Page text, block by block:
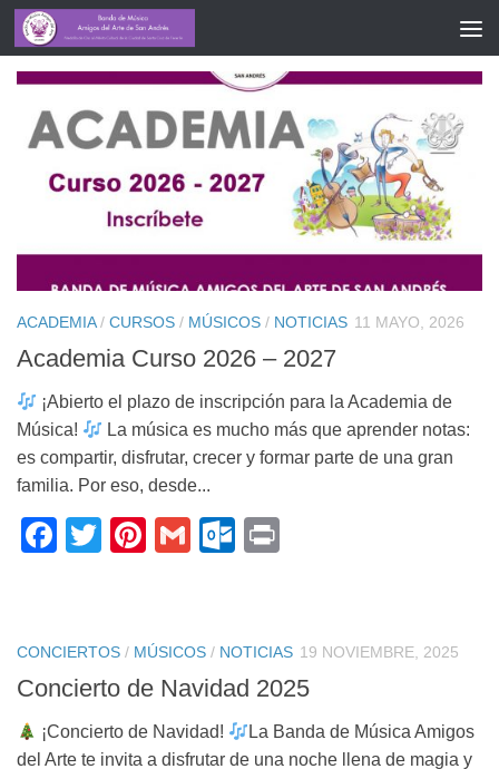
CATEGORY:MÚSICOS
ACADEMIA/ CURSOS / MÚSICOS / NOTICIAS 11 MAYO, 2026
Academia Curso 2026 – 2027
¡Abierto el plazo de inscripción para la Academia de
Música!
La música es mucho más que aprender notas:
es compartir, disfrutar, crecer y formar parte de una gran
familia. Por eso, desde...
Facebook
TwitterPinterest
GmailOutlook.com
CONCIERTOS / MÚSICOS / NOTICIAS 19 NOVIEMBRE, 2025
Concierto de Navidad 2025
¡Concierto de Navidad!
La Banda de Música Amigos
del Arte te invita a disfrutar de una noche llena de magia y